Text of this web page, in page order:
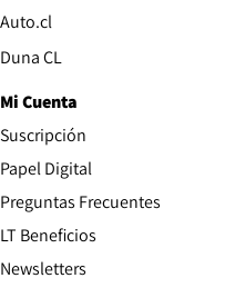
Auto.clOpens in new window
Duna CLOpens in new window
Mi Cuenta
Suscripción
Papel DigitalOpens in new
Preguntas Frecuentes
LT Beneficios
Newsletters